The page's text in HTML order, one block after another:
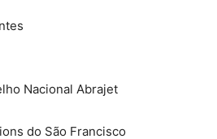
Nacional Abrajet
do São Francisco